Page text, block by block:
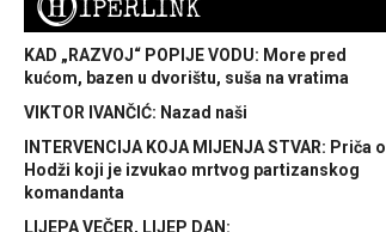
HIPERLINK
KAD „RAZVOJ“ POPIJE VODU: More pred
kućom, bazen u dvorištu, suša na vratima
VIKTOR IVANČIĆ: Nazad naši
INTERVENCIJA KOJA MIJENJA STVAR: Priča o
Hodži koji je izvukao mrtvog partizanskog
komandanta
LIJEPA VEČER, LIJEP DAN: